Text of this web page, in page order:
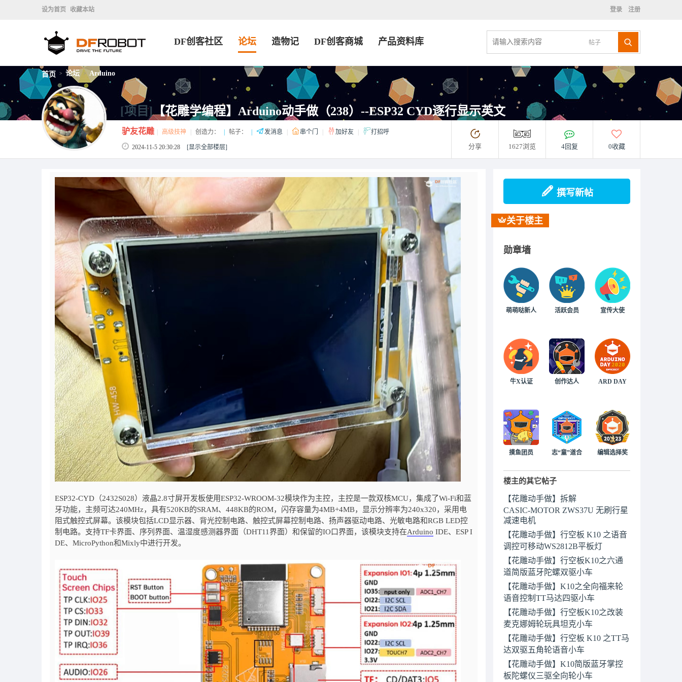
设为首页 收藏本站 登录 注册
帖子
DF创客社区 论坛 造物记 DF创客商城 产品资料库
首页 > 论坛 > Arduino
[项目]【花雕学编程】Arduino动手做（238）--ESP32 CYD逐行显示英文
驴友花雕 高级技神 创造力： 帖子： 发消息 串个门 加好友 打招呼
2024-11-5 20:30:28 [显示全部楼层] 分享 1627浏览 4回复 0收藏
ESP32-CYD（2432S028）液晶2.8寸屏开发板使用ESP32-WROOM-32模块作为主控，主控是一款双核MCU，集成了Wi-Fi和蓝
牙功能，主频可达240MHz，具有520KB的SRAM、448KB的ROM，闪存容量为4MB+4MB，显示分辨率为240x320，采用电
阻式触控式屏幕。该模块包括LCD显示器、背光控制电路、触控式屏幕控制电路、扬声器驱动电路、光敏电路和RGB LED控
制电路。支持TF卡界面、序列界面、温湿度感测器界面（DHT11界面）和保留的IO口界面，该模块支持在Arduino IDE、ESP I
DE、MicroPython和Mixly中进行开发。
撰写新帖
关于楼主
勋章墙
萌萌哒新人 活跃会员 宣传大使
牛X认证 创作达人 ARD DAY
摸鱼团员 志“童”道合 编辑选择奖
楼主的其它帖子
【花雕动手做】拆解
CASIC‑MOTOR ZWS37U 无刷行星
减速电机
【花雕动手做】行空板 K10 之语音
调控可移动WS2812B平板灯
【花雕动手做】行空板K10之六通
道简版蓝牙陀螺双驱小车
【花雕动手做】K10之全向福来轮
语音控制TT马达四驱小车
【花雕动手做】行空板K10之改装
麦克娜姆轮玩具坦克小车
【花雕动手做】行空板 K10 之TT马
达双驱五角轮语音小车
【花雕动手做】K10简版蓝牙掌控
板陀螺仪三驱全向轮小车